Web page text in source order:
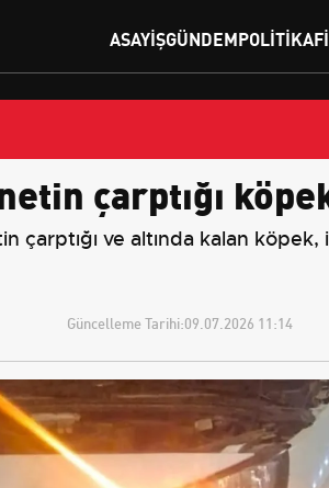
ASAYIŞGÜNDEMPOLITIKA
çarptığı
çarptığı ve altında kalan
Güncelleme Tarihi:09.07.2026 11:14